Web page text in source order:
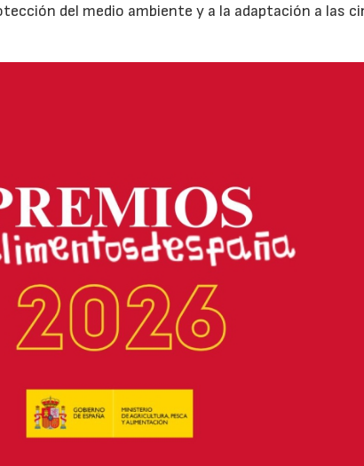
del medio ambiente y a la adaptación a las